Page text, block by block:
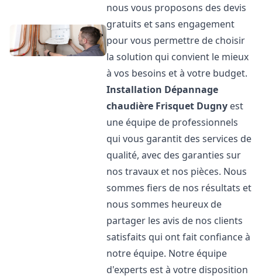
nous vous proposons des devis
gratuits et sans engagement
pour vous permettre de choisir
la solution qui convient le mieux
à vos besoins et à votre budget.
Installation Dépannage
chaudière Frisquet Dugny est
une équipe de professionnels
qui vous garantit des services de
qualité, avec des garanties sur
nos travaux et nos pièces. Nous
sommes fiers de nos résultats et
nous sommes heureux de
partager les avis de nos clients
satisfaits qui ont fait confiance à
notre équipe. Notre équipe
d'experts est à votre disposition